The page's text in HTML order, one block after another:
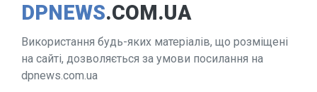
DPNEWS.COM.UA
Використання будь-яких матеріалів, що розміщені
на сайті, дозволяється за умови посилання на
dpnews.com.ua